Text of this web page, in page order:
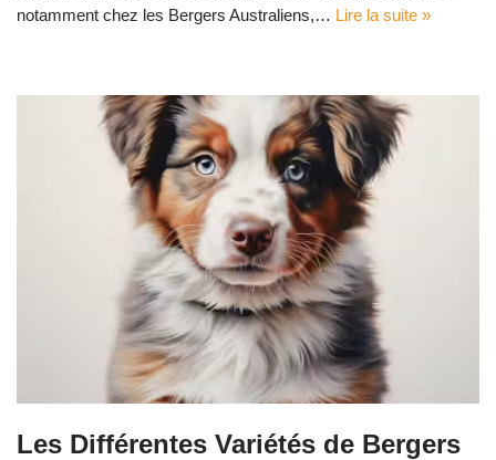
notamment chez les Bergers Australiens,… Lire la suite »
Les Différentes Variétés de Bergers